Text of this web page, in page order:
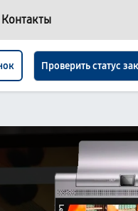
Контакты
Проверить статус